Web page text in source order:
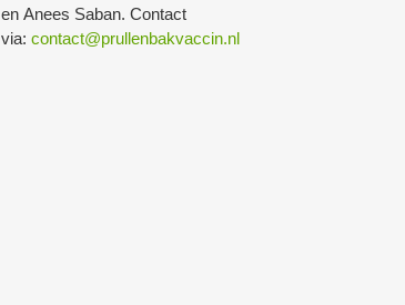
en Anees Saban. Contact
via: contact@prullenbakvaccin.nl